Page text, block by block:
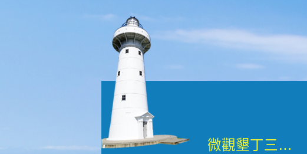
微觀墾丁三部曲 重生....